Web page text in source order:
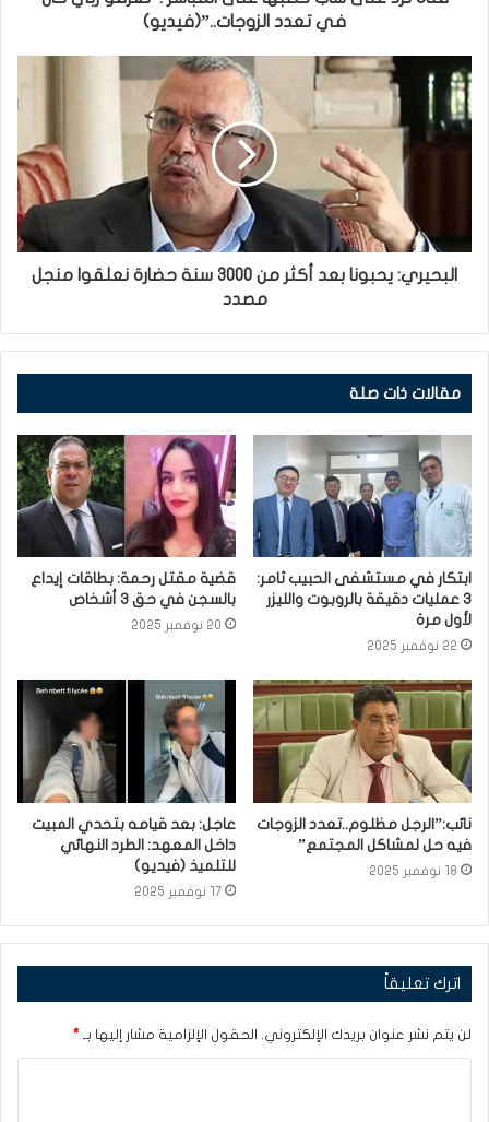
في تعدد الزوجات..”(فيديو)
البحيري: يحبونا بعد أكثر من 3000 سنة حضارة نعلقوا منجل
مصدد
مقالات ذات صلة
ابتكار في مستشفى الحبيب ثامر:
3 عمليات دقيقة بالروبوت والليزر
لأول مرة
22 نوفمبر 2025
قضية مقتل رحمة: بطاقات إيداع
بالسجن في حق 3 أشخاص
20 نوفمبر 2025
نائب:”الرجل مظلوم..تعدد الزوجات
فيه حل لمشاكل المجتمع”
18 نوفمبر 2025
عاجل: بعد قيامه بتحدي المبيت
داخل المعهد: الطرد النهائي
للتلميذ (فيديو)
17 نوفمبر 2025
اترك تعليقاً
لن يتم نشر عنوان بريدك الإلكتروني. الحقول الإلزامية مشار إليها بـ *